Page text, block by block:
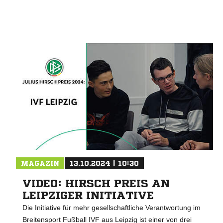
MAGAZIN 13.10.2024 | 10:30
VIDEO: HIRSCH PREIS AN
LEIPZIGER INITIATIVE
Die Initiative für mehr gesellschaftliche Verantwortung im
Breitensport Fußball IVF aus Leipzig ist einer von drei